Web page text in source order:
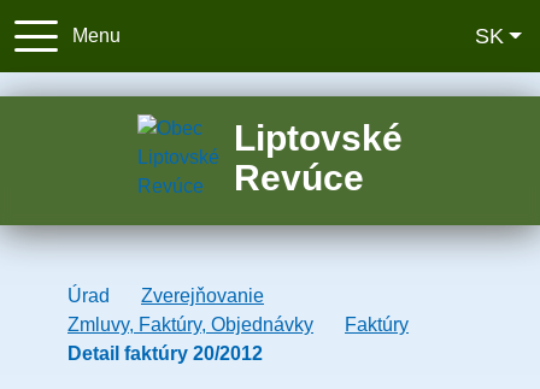
Menu
+421 44 4397 171
SK
Liptovské
Revúce
Úvodná stránka
Úrad
Zverejňovanie
Zmluvy, Faktúry, Objednávky
Faktúry
Detail faktúry 20/2012